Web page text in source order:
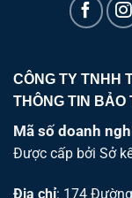
CÔNG TY TNHH
THÔNG TIN BẢO
Mã số doanh
Được cấp bởi Sở
Địa chỉ: 174